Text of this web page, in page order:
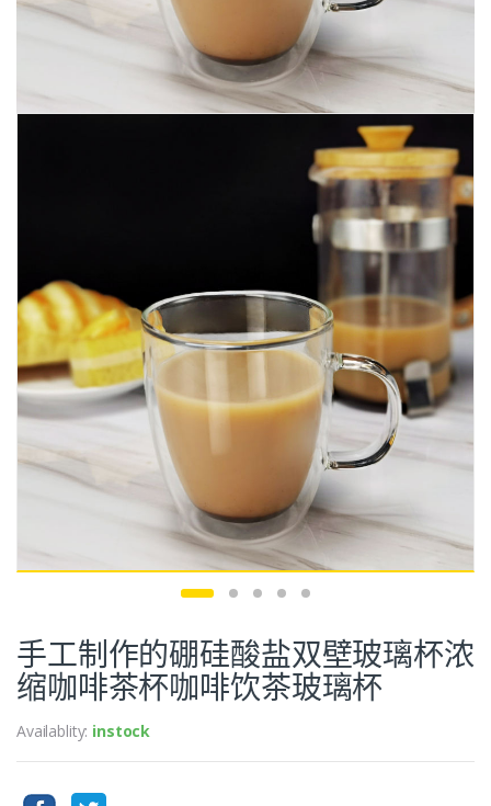
手工制作的硼硅酸盐双壁玻璃杯浓
缩咖啡茶杯咖啡饮茶玻璃杯
Availablity: instock